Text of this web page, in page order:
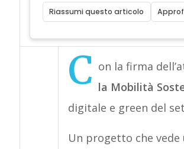
Riassumi questo articolo
C on la firma
la Mobilità
digitale e green del
Un progetto che